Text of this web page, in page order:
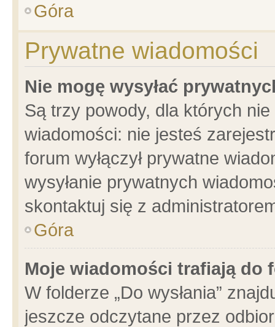
Góra
Prywatne wiadomości
Nie mogę wysyłać
Są trzy powody, dla których
wiadomości: nie jesteś
forum wyłączył prywatne
wysyłanie prywatnych
skontaktuj się z
Góra
Moje wiadomości trafiają do
W folderze „Do wysłania”
jeszcze odczytane przez